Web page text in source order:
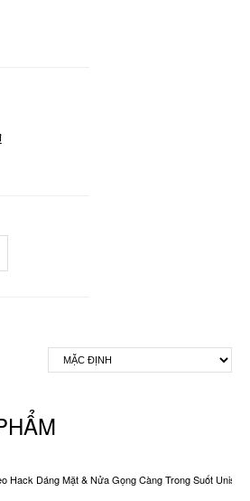
Hack Dáng Mặt & Nửa Gọng Càng Trong Suốt